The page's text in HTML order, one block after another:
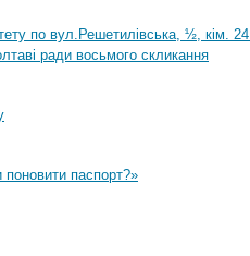
по вул.Решетилівська, ½, кім.
ради восьмого скликання
паспорт?»